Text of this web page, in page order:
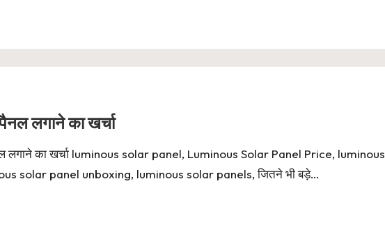
लगाने का खर्चा
लगाने का खर्चा luminous solar panel, Luminous Solar Panel Price, luminous
solar panel unboxing, luminous solar panels, जितने भी बड़े…